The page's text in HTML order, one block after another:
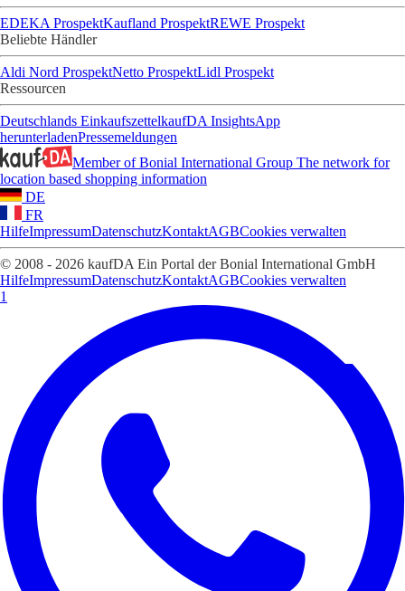
EDEKA ProspektKaufland ProspektREWE Prospekt
Beliebte Händler
Aldi Nord ProspektNetto ProspektLidl Prospekt
Ressourcen
Deutschlands EinkaufszettelkaufDA InsightsApp
herunterladenPressemeldungen
Member of Bonial International Group The network for
location based shopping information
DE
FR
HilfeImpressumDatenschutzKontaktAGBCookies verwalten
© 2008 - 2026 kaufDA Ein Portal der Bonial International GmbH
HilfeImpressumDatenschutzKontaktAGBCookies verwalten
1